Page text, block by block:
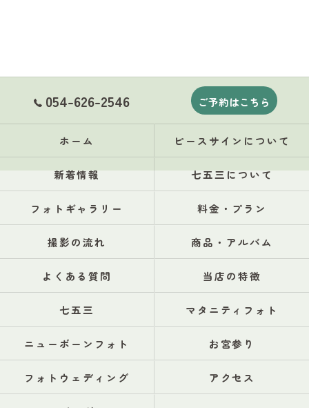
054-626-2546 ご予約はこちら
ホーム ピースサインについて
新着情報 七五三について
フォトギャラリー 料金・プラン
撮影の流れ 商品・アルバム
よくある質問 当店の特徴
七五三 マタニティフォト
ニューボーンフォト お宮参り
フォトウェディング アクセス